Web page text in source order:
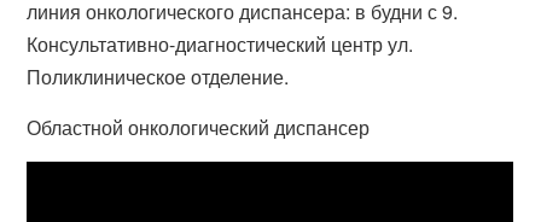
линия онкологического диспансера: в будни с 9.
Консультативно-диагностический центр ул.
Поликлиническое отделение.
Областной онкологический диспансер